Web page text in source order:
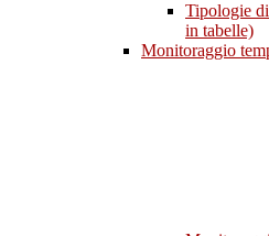
Tipologie
in tabelle)
Monitoraggio